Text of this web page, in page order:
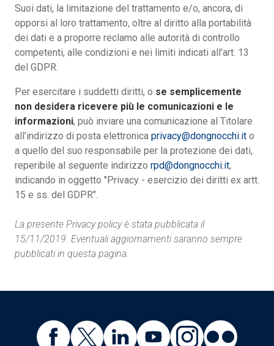
Suoi dati, la limitazione del trattamento e/o, ancora, di
opporsi al loro trattamento, oltre al diritto alla portabilità
dei dati e a proporre reclamo alle autorità di controllo
competenti, alle condizioni e nei limiti indicati all’art. 13
del GDPR.
Per esercitare i suddetti diritti, o se semplicemente
non desidera ricevere più le comunicazioni e le
informazioni, può inviare una comunicazione al Titolare
all’indirizzo di posta elettronica privacy@dongnocchi.it o
a quello del suo responsabile per la protezione dei dati,
reperibile al seguente indirizzo rpd@dongnocchi.it,
indicando in oggetto "Privacy - esercizio dei diritti ex artt.
15 e ss. del GDPR".
La presente Privacy policy è stata pubblicata il
15/11/2019. Eventuali aggiornamenti saranno sempre
pubblicati in questa pagina.